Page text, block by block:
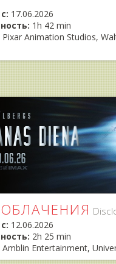
17.06.2026
1h 42 min
Pixar Animation Studios,
12.06.2026
2h 25 min
Amblin Entertainment,